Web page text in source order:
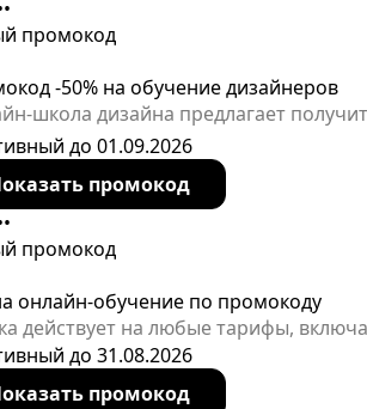
промокод
-50% на обучение дизайнеров
школа дизайна предлагает
промокод при покупке любого
до 01.09.2026
промокод
промокод
онлайн-обучение по промокоду
действует на любые тарифы,
до 31.08.2026
промокод